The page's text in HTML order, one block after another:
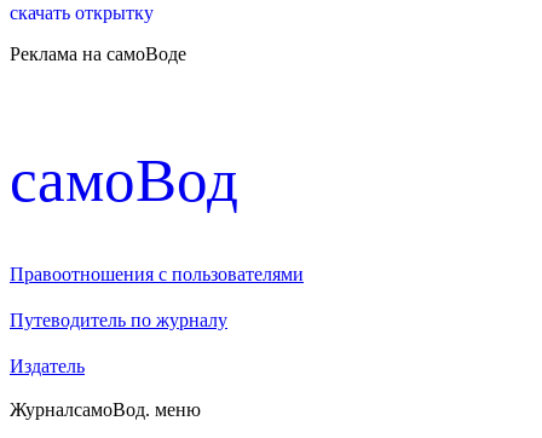
скачать открытку
Реклама на самоВоде
cамоВод
Правоотношения с пользователями
Путеводитель по журналу
Издатель
ЖурналсамоВод. меню